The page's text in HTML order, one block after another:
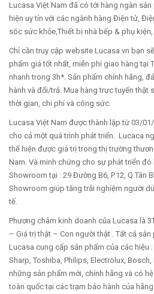
Lucasa Việt Nam đã có tới hàng ngàn
hiện uy tín với các ngành hàng Điện tử,
sóc sức khỏe,Thiết bị nhà bếp & phụ
Chỉ cần truy cập website Lucasa.vn bạn
phẩm giá tốt nhất, miễn phí giao hàng tại
nhanh trong 3h*. Sản phẩm chính hãng,
hành và đổi/trả. Mua hàng trực tuyến thật
thời gian, chi phí và công sức.
Lucasa Việt Nam được thành lập từ 03/
cho cả một quá trình phát triển. Lucaca
thể hiện được giá trị trong thị trường
Nam. Và minh chứng cho sự phát triển đó
Showroom tại : 29 Đường B6, P.12, Q.Tân
Showroom giúp tăng trải nghiệm người
tế.
Phương châm kinh doanh của Lucasa là
– Giá trị thật – Con người thật . Tất cả sản
Lucasa cung cấp sản phẩm của các hiệu
Sharp, Toshiba, Philips, Electrolux, Bosch,
những sản phẩm mới, chính hãng và có
toàn quốc tại các trạm bảo hành của